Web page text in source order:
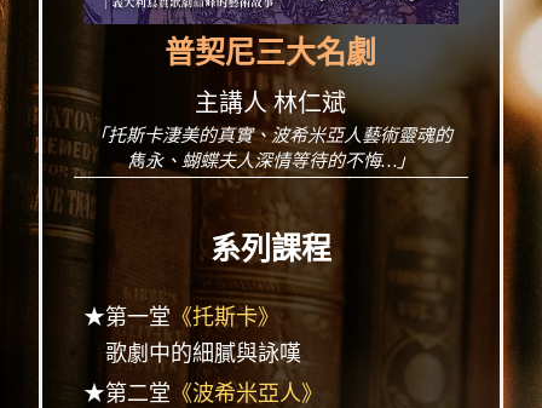
普契尼三大名劇
主講人 林仁斌
「托斯卡淒美的真實、波希米亞人藝術靈魂的
雋永、蝴蝶夫人深情等待的不悔…」
系列課程
★第一堂 《托斯卡》
歌劇中的細膩與詠嘆
★第二堂 《波希米亞人》